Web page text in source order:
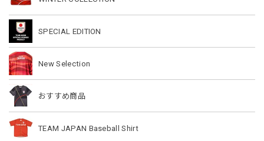
SPECIAL EDITION
New Selection
おすすめ商品
TEAM JAPAN Baseball Shirt